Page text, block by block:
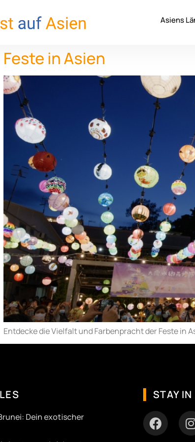
Asiens
Feste in Asien
Entdecke die Vielfalt und Farbenpracht der Feste in
Dein exotischer
STAY